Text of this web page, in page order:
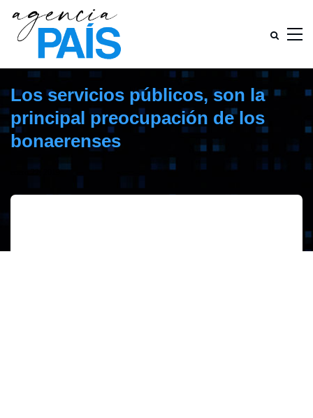
Los servicios públicos, son la
principal preocupación de los
bonaerenses